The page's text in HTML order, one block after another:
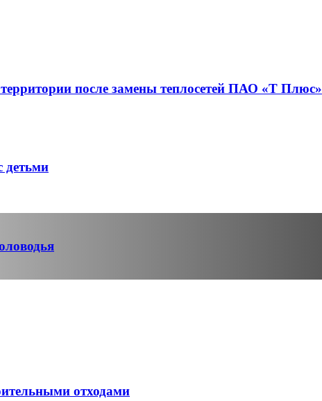
после замены теплосетей ПАО «Т Плюс»
детьми
отходами